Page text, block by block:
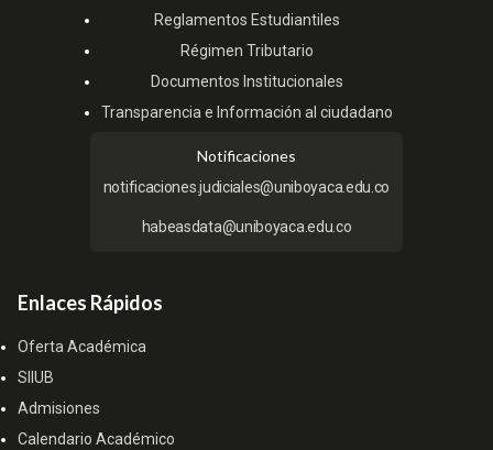
Reglamentos Estudiantiles
Régimen Tributario
Documentos Institucionales
Transparencia e Información al ciudadano
Notificaciones
notificaciones.judiciales@uniboyaca.edu.co
habeasdata@uniboyaca.edu.co
Enlaces Rápidos
Oferta Académica
SIIUB
Admisiones
Calendario Académico